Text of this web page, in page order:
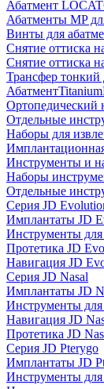
Абатмент
Абатменты MP
Винты для
Снятие оттиска
Снятие оттиска
Трансфер тонкий
Ортопедический
Отдельные
Наборы для
Инструменты и
Наборы
Отдельные
Серия JD
Имплантаты JD
Инструменты
Протетика JD
Навигация JD
Серия JD Nasal
Имплантаты JD
Инструменты для
Навигация JD
Протетика JD
Серия JD Pterygo
Имплантаты JD
Инструменты для